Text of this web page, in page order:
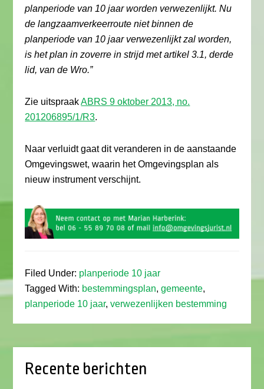
planperiode van 10 jaar worden verwezenlijkt. Nu
de langzaamverkeerroute niet binnen de
planperiode van 10 jaar verwezenlijkt zal worden,
is het plan in zoverre in strijd met artikel 3.1, derde
lid, van de Wro.”
Zie uitspraakABRS 9 oktober 2013, no.
201206895/1/R3.
Naar verluidt gaat dit veranderen in de aanstaande
Omgevingswet, waarin het Omgevingsplan als
nieuw instrument verschijnt.
Filed Under: planperiode 10 jaar
Tagged With: bestemmingsplan,gemeente,
planperiode 10 jaar,verwezenlijken bestemming
Recente berichten